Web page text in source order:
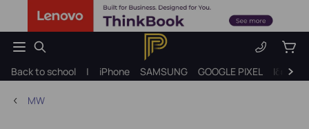
Back to school | iPhone SAMSUNG GOOGLE PIXEL Ιδέες
MW